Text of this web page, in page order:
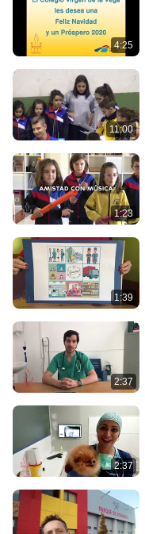
4:25
11:00
1:23
1:39
2:37
2:37